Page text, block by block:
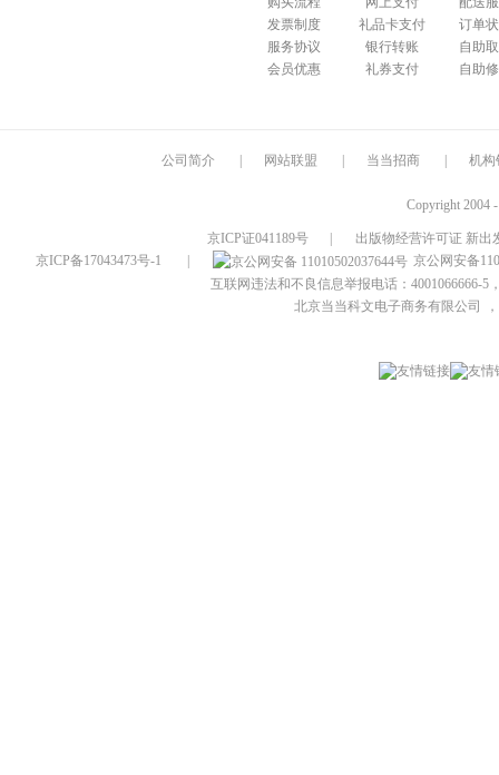
发票制度
服务协议
会员优惠
礼品卡支付
银行转账
礼券支付
订单
自助
自助
公司简介 网站联盟 当当招商 机构
Copyright 2004
京ICP证041189号
出版物经营许可证 新出
京ICP备17043473号-1
京公网安备
互联网违法和不良信息举报电话：4001066666-5
北京当当科文电子商务有限公司